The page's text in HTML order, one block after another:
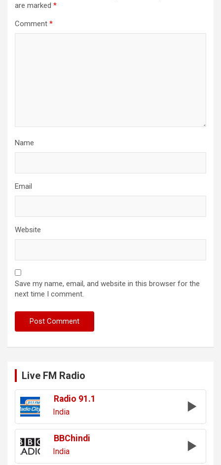
are marked *
Comment *
Name
Email
Website
Save my name, email, and website in this browser for the
next time I comment.
Live FM Radio
Radio 91.1
India
BBChindi
India